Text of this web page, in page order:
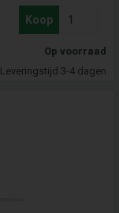
Koop
Op voorraad
Leveringstijd 3-4 dagen